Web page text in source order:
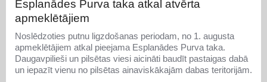
Esplanādes Purva taka atkal atvērta
apmeklētājiem
Noslēdzoties putnu ligzdošanas periodam, no 1. augusta
apmeklētājiem atkal pieejama Esplanādes Purva taka.
Daugavpilieši un pilsētas viesi aicināti baudīt pastaigas dabā
un iepazīt vienu no pilsētas ainaviskākajām dabas teritorijām.